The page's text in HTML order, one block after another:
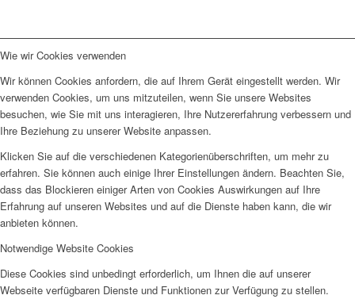
Wie wir Cookies verwenden
Wir können Cookies anfordern, die auf Ihrem Gerät eingestellt werden. Wir
verwenden Cookies, um uns mitzuteilen, wenn Sie unsere Websites
besuchen, wie Sie mit uns interagieren, Ihre Nutzererfahrung verbessern und
Ihre Beziehung zu unserer Website anpassen.
Klicken Sie auf die verschiedenen Kategorienüberschriften, um mehr zu
erfahren. Sie können auch einige Ihrer Einstellungen ändern. Beachten Sie,
dass das Blockieren einiger Arten von Cookies Auswirkungen auf Ihre
Erfahrung auf unseren Websites und auf die Dienste haben kann, die wir
anbieten können.
Notwendige Website Cookies
Diese Cookies sind unbedingt erforderlich, um Ihnen die auf unserer
Webseite verfügbaren Dienste und Funktionen zur Verfügung zu stellen.